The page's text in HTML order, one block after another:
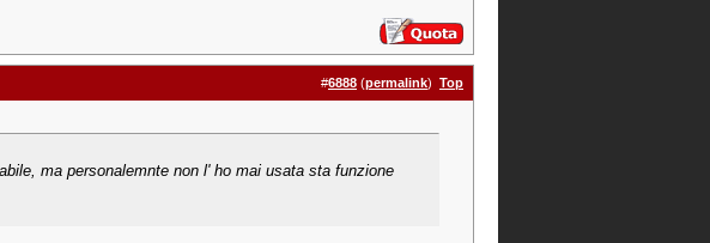
#6888 (permalink) Top
ma personalemnte non l' ho mai usata sta funzione